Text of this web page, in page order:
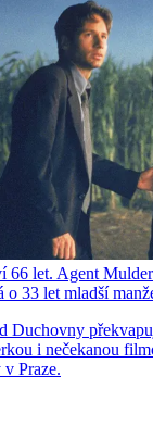
66 let. Agent
o 33 let mladší
Duchovny
i nečekanou
v Praze.